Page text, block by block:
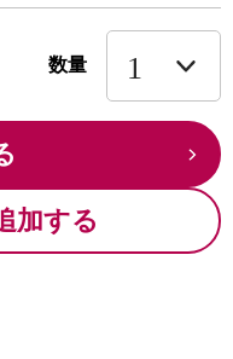
数量
加する